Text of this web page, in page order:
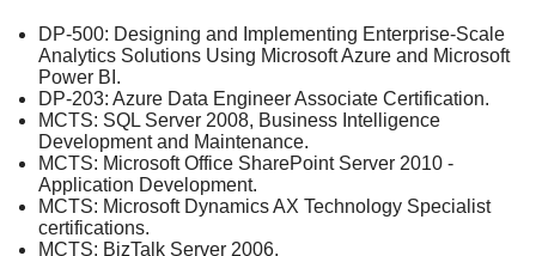
DP-500: Designing and Implementing Enterprise-Scale
Analytics Solutions Using Microsoft Azure and Microsoft
Power BI.
DP-203: Azure Data Engineer Associate Certification.
MCTS: SQL Server 2008, Business Intelligence
Development and Maintenance.
MCTS: Microsoft Office SharePoint Server 2010 -
Application Development.
MCTS: Microsoft Dynamics AX Technology Specialist
certifications.
MCTS: BizTalk Server 2006.